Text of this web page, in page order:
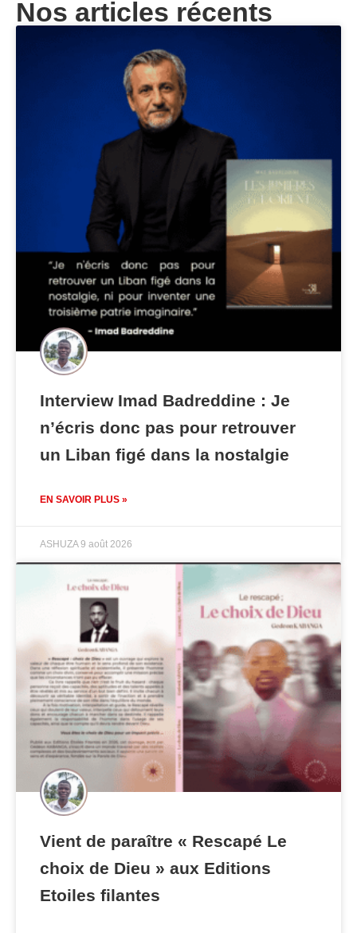
Nos articles récents
Interview Imad Badreddine : Je
n’écris donc pas pour retrouver
un Liban figé dans la nostalgie
EN SAVOIR PLUS »
ASHUZA9 août 2026
Vient de paraître « Rescapé Le
choix de Dieu » aux Editions
Etoiles filantes